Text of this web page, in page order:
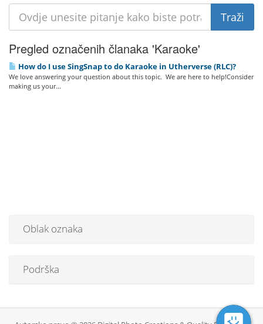
Pregled označenih članaka 'Karaoke'
How do I use SingSnap to do Karaoke in Utherverse (RLC)?
We love answering your question about this topic. We are here to help!Consider
making us your...
Oblak oznaka
Podrška